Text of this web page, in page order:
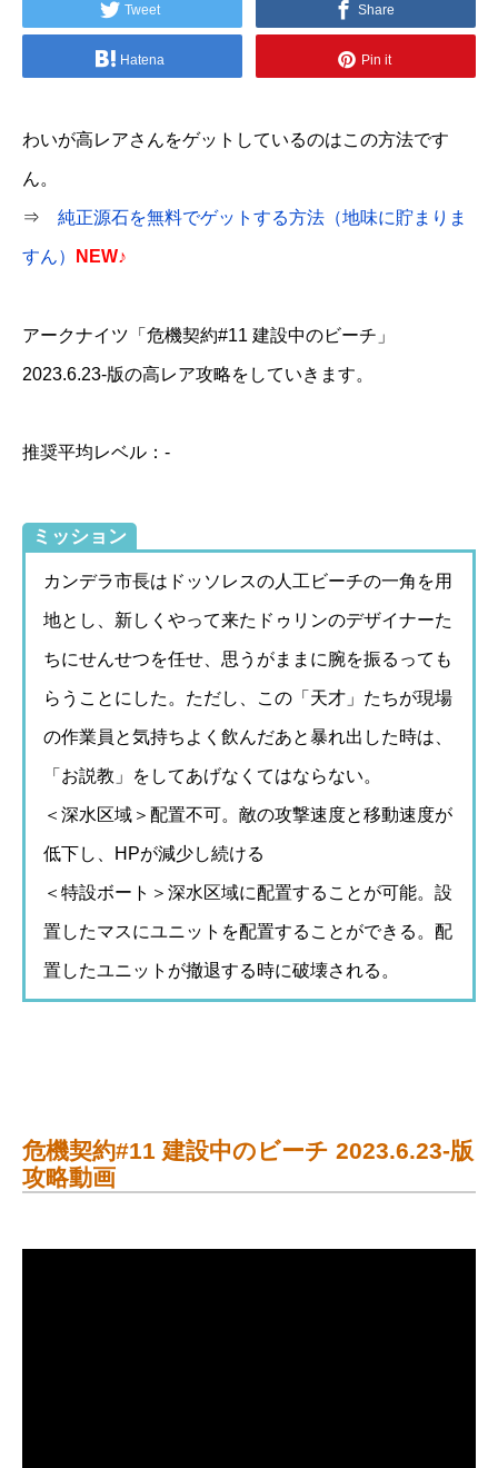
Tweet Share
Hatena Pin it
わいが高レアさんをゲットしているのはこの方法です
ん。
⇒ 純正源石を無料でゲットする方法（地味に貯まりま
すん） NEW♪
アークナイツ「危機契約#11 建設中のビーチ」
2023.6.23-版の高レア攻略をしていきます。
推奨平均レベル：-
ミッション
カンデラ市長はドッソレスの人工ビーチの一角を用
地とし、新しくやって来たドゥリンのデザイナーた
ちにせんせつを任せ、思うがままに腕を振るっても
らうことにした。ただし、この「天才」たちが現場
の作業員と気持ちよく飲んだあと暴れ出した時は、
「お説教」をしてあげなくてはならない。
＜深水区域＞配置不可。敵の攻撃速度と移動速度が
低下し、HPが減少し続ける
＜特設ボート＞深水区域に配置することが可能。設
置したマスにユニットを配置することができる。配
置したユニットが撤退する時に破壊される。
危機契約#11 建設中のビーチ 2023.6.23-版
攻略動画